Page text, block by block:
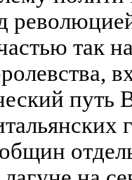
так
путь